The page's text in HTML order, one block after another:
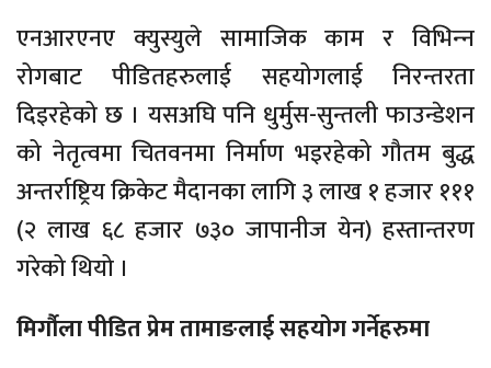
एनआरएनए क्युस्युले सामाजिक काम र विभिन्‍न
रोगबाट पीडितहरुलाई सहयोगलाई निरन्तरता
दिइरहेको छ । यसअघि पनि धुर्मुस-सुन्तली फाउन्डेशन
को नेतृत्वमा चितवनमा निर्माण भइरहेको गौतम बुद्ध
अन्तर्राष्ट्रिय क्रिकेट मैदानका लागि ३ लाख १ हजार १११
(२ लाख ६८ हजार ७३० जापानीज येन) हस्तान्तरण
गरेको थियो ।
मिर्गौला पीडित प्रेम तामाङलाई सहयोग गर्नेहरुमा